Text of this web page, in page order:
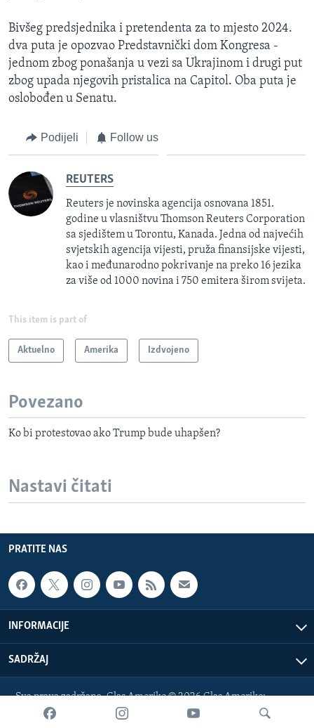
Bivšeg predsjednika i pretendenta za to mjesto 2024.
dva puta je opozvao Predstavnički dom Kongresa -
jednom zbog ponašanja u vezi sa Ukrajinom i drugi put
zbog upada njegovih pristalica na Capitol. Oba puta je
oslobođen u Senatu.
Podijeli Follow us
REUTERS
Reuters je novinska agencija osnovana 1851.
godine u vlasništvu Thomson Reuters Corporation
sa sjedištem u Torontu, Kanada. Jedna od najvećih
svjetskih agencija vijesti, pruža finansijske vijesti,
kao i međunarodno pokrivanje na preko 16 jezika
za više od 1000 novina i 750 emitera širom svijeta.
This item is part of
Aktuelno Amerika Izdvojeno
Povezano
Ko bi protestovao ako Trump bude uhapšen?
Nastavi čitati
PRATITE NAS
INFORMACIJE
SADRŽAJ
Sva prava zadržana. Glas Amerike © 2026 Glas Amerike:
bosnian-service@voanews.com